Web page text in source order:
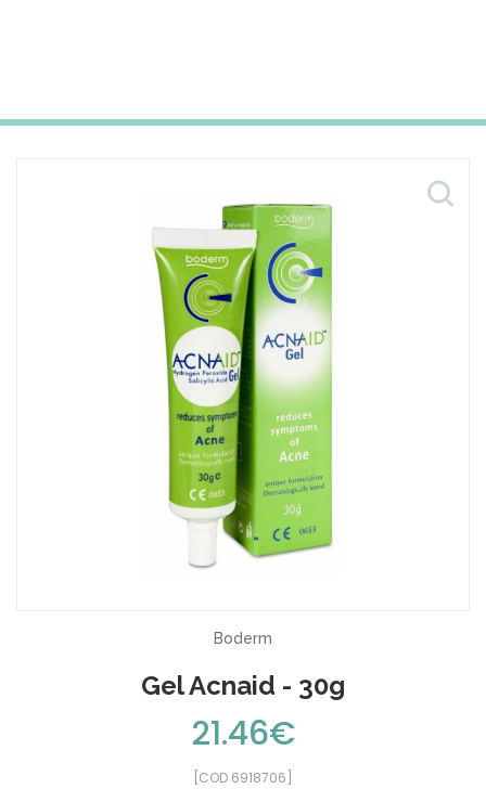
Boderm
Gel Acnaid - 30g
21.46€
[COD 6918706]